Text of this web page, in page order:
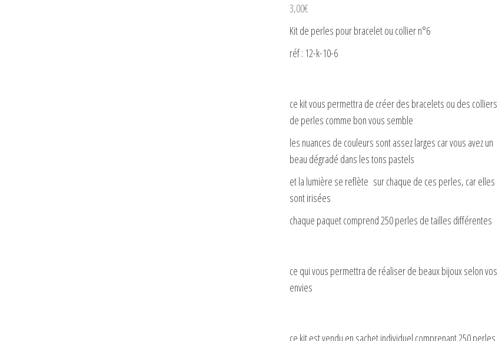
3,00€
Kit de perles pour bracelet ou collier n°6
réf : 12-k-10-6
ce kit vous permettra de créer des bracelets ou des colliers
de perles comme bon vous semble
les nuances de couleurs sont assez larges car vous avez un
beau dégradé dans les tons pastels
et la lumière se reflète sur chaque de ces perles, car elles
sont irisées
chaque paquet comprend 250 perles de tailles différentes
ce qui vous permettra de réaliser de beaux bijoux selon vos
envies
ce kit est vendu en sachet individuel comprenant 250 perles